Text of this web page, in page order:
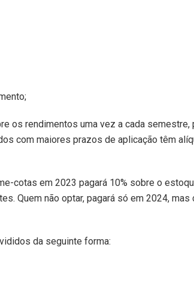
os rendimentos uma vez a cada semestre,
com maiores prazos de aplicação têm
cotas em 2023 pagará 10% sobre o
Quem não optar, pagará só em 2024, mas
da seguinte forma: